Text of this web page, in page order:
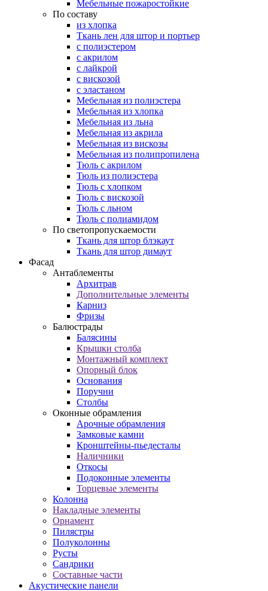
Мебельные пожаростойкие
По составу
из хлопка
Ткань лен для штор и портьер
с полиэстером
с акрилом
с лайкрой
с вискозой
с эластаном
Мебельная из полиэстера
Мебельная из хлопка
Мебельная из льна
Мебельная из акрила
Мебельная из вискозы
Мебельная из полипропилена
Тюль с акрилом
Тюль из полиэстера
Тюль с хлопком
Тюль с вискозой
Тюль с льном
Тюль с полиамидом
По светопропускаемости
Ткань для штор блэкаут
Ткань для штор димаут
Фасад
Антаблементы
Архитрав
Дополнительные элементы
Карниз
Фризы
Балюстрады
Балясины
Крышки столба
Монтажный комплект
Опорный блок
Основания
Поручни
Столбы
Оконные обрамления
Арочные обрамления
Замковые камни
Кронштейны-пьедесталы
Наличники
Откосы
Подоконные элементы
Торцевые элементы
Колонна
Накладные элементы
Орнамент
Пилястры
Полуколонны
Русты
Сандрики
Составные части
Акустические панели